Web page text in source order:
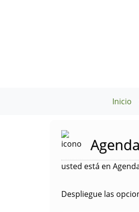
Inicio
Agenda
usted está en
Despliegue las